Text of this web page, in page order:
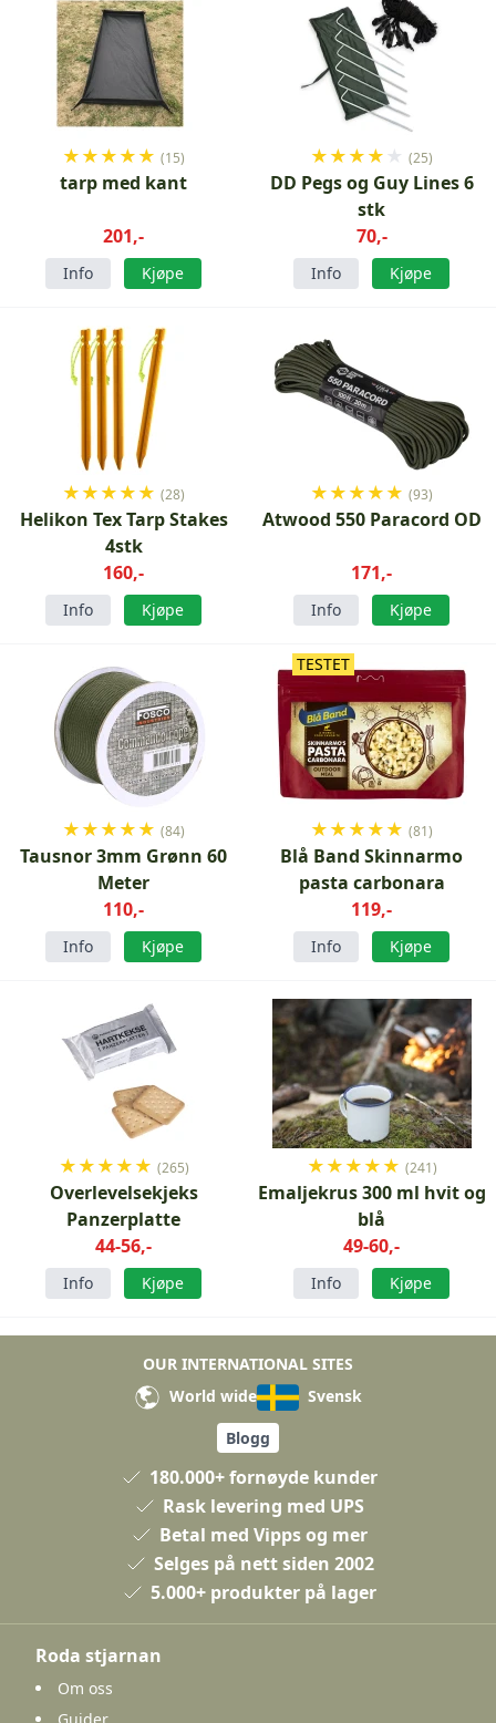
★★★★★ (15)
tarp med kant
201,-
Info Kjøpe
★★★★ ★ (25)
DD Pegs og Guy Lines 6
stk
70,-
Info Kjøpe
★★★★★ (28)
Helikon Tex Tarp Stakes
4stk
160,-
Info Kjøpe
★★★★★ (93)
Atwood 550 Paracord OD
171,-
Info Kjøpe
★★★★★ (84)
Tausnor 3mm Grønn 60
Meter
110,-
Info Kjøpe
★★★★★ (81)
Blå Band Skinnarmo
pasta carbonara
119,-
TESTET
Info Kjøpe
★★★★★ (265)
Overlevelsekjeks
Panzerplatte
44-56,-
Info Kjøpe
★★★★★ (241)
Emaljekrus 300 ml hvit og
blå
49-60,-
Info Kjøpe
OUR INTERNATIONAL SITES
World wide
Svensk
Blogg
180.000+ fornøyde kunder
Rask levering med UPS
Betal med Vipps og mer
Selges på nett siden 2002
5.000+ produkter på lager
Roda stjarnan
Om oss
Guider